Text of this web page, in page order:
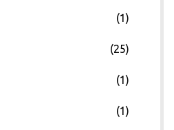
(1)
(25)
(1)
(1)